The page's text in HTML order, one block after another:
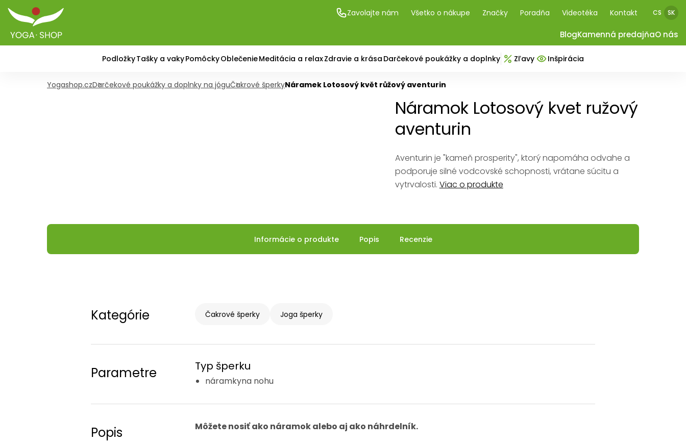
Zavolajte nám Všetko o nákupe Značky Poradňa Videotéka Kontakt CS SK
BlogKamenná predajňaO nás
PodložkyTašky a vakyPomôckyOblečenieMeditácia a relaxZdravie a krása Darčekové poukážky a doplnky Zľavy Inšpirácia
Yogashop.czDarčekové poukážky a doplnky na jóguČakrové šperkyNáramek Lotosový květ růžový aventurin
Náramok Lotosový kvet ružový
aventurin
Aventurin je "kameň prosperity", ktorý napomáha odvahe a
podporuje silné vodcovské schopnosti, vrátane súcitu a
vytrvalosti. Viac o produkte
Informácie o produkte Popis Recenzie
Kategórie Čakrové šperky Joga šperky
Parametre Typ šperku
náramkyna nohu
Popis Môžete nosiť ako náramok alebo aj ako náhrdelník.